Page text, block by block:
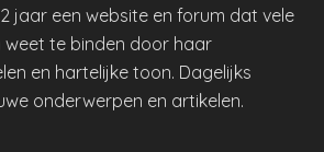
jaar een website en forum dat vele
weet te binden door haar
en hartelijke toon. Dagelijks
onderwerpen en artikelen.